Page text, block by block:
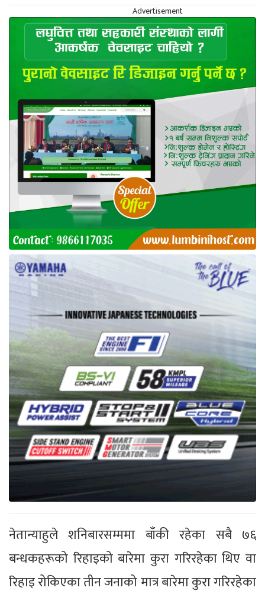
नेतान्याहुले शनिबारसम्ममा बाँकी रहेका सबै ७६
बन्धकहरूको रिहाइको बारेमा कुरा गरिरहेका थिए वा
रिहाइ रोकिएका तीन जनाको मात्र बारेमा कुरा गरिरहेका